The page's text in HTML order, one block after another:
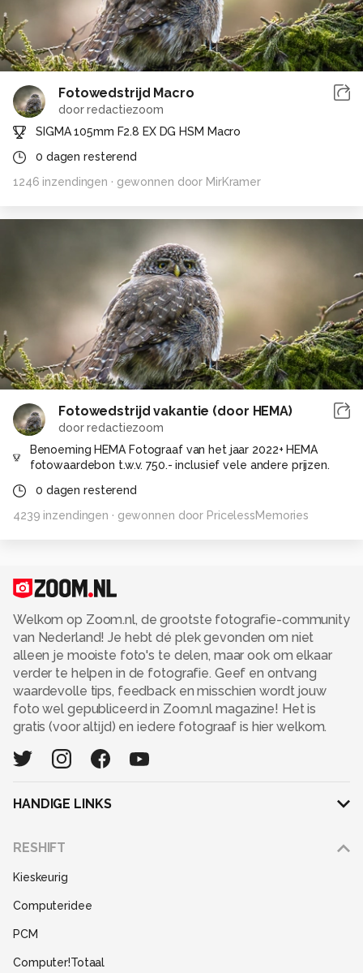
Fotowedstrijd Macro
doorredactiezoom
SIGMA 105mm F2.8 EX DG HSM Macro
0 dagen resterend
1246 inzendingen · gewonnen door MirKramer
Fotowedstrijd vakantie (door HEMA)
doorredactiezoom
Benoeming HEMA Fotograaf van het jaar 2022+ HEMA
fotowaardebon t.w.v. 750.- inclusief vele andere prijzen.
0 dagen resterend
4239 inzendingen · gewonnen door PricelessMemories
Welkom op Zoom.nl, de grootste fotografie-community
van Nederland! Je hebt dé plek gevonden om niet
alleen je mooiste foto's te delen, maar ook om elkaar
verder te helpen in de fotografie. Geef en ontvang
waardevolle tips, feedback en misschien wordt jouw
foto wel gepubliceerd in Zoom.nl magazine! Het is
gratis (voor altijd) en iedere fotograaf is hier welkom.
HANDIGE LINKS
RESHIFT
Kieskeurig
Computeridee
PCM
Computer!Totaal